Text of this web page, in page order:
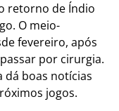
retorno de Índio
O meio-
fevereiro, após
por cirurgia.
dá boas notícias
jogos.